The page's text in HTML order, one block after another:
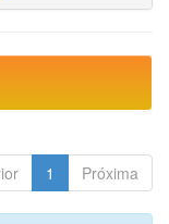
1 Próxima